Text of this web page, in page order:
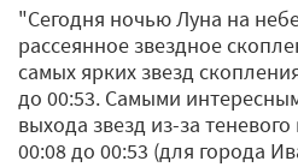
"Сегодня ночью Луна на
рассеянное звездное
самых ярких звезд
до 00:53. Самыми
выхода звезд из-за
00:08 до 00:53 (для города